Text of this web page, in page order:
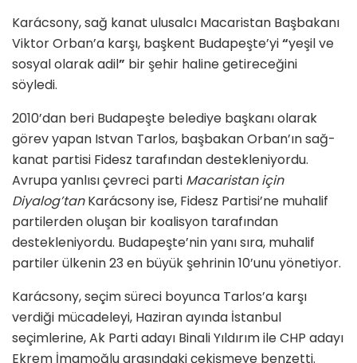
Karácsony, sağ kanat ulusalcı Macaristan Başbakanı
Viktor Orban’a karşı, başkent Budapeşte’yi“yeşil ve
sosyal olarak adil” bir şehir haline getireceğini
söyledi.
2010’dan beri Budapeşte belediye başkanı olarak
görev yapan Istvan Tarlos, başbakan Orban’ın sağ-
kanat partisi Fidesz tarafından destekleniyordu.
Avrupa yanlısı çevreci parti Macaristan için
Diyalog’tanKarácsony ise, Fidesz Partisi’ne muhalif
partilerden oluşan bir koalisyon tarafından
destekleniyordu. Budapeşte’nin yanı sıra, muhalif
partiler ülkenin 23 en büyük şehrinin 10’unu yönetiyor.
Karácsony, seçim süreci boyunca Tarlos’a karşı
verdiği mücadeleyi, Haziran ayında İstanbul
seçimlerine, Ak Parti adayı Binali Yıldırım ile CHP adayı
Ekrem İmamoğlu arasındaki çekişmeye benzetti.